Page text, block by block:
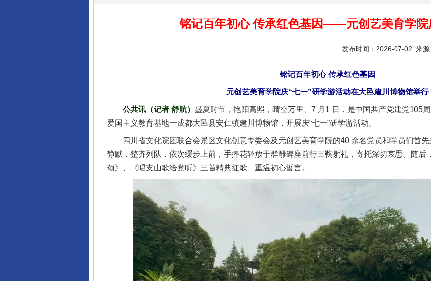
铭记百年初心 传承红色基因——元创艺美育学院
发布时间：2026-07-02 来源
铭记百年初心 传承红色基因
元创艺美育学院庆“七一”研学游活动在大邑建川博物馆举行
公共讯（记者 舒航） 盛夏时节，艳阳高照，晴空万里。7 月1 日，是中国共产党建党105
爱国主义教育基地一成都大邑县安仁镇建川博物馆，开展庆“七一”研学游活动。
四川省文化院团联合会景区文化创意专委会及元创艺美育学院的40 余名党员和学员们首先
静默，整齐列队，依次缓步上前，手捧花轻放于群雕碑座前行三鞠躬礼，寄托深切哀思。随后
颂》、《唱支山歌给党听》三首精典红歌，重温初心誓言。